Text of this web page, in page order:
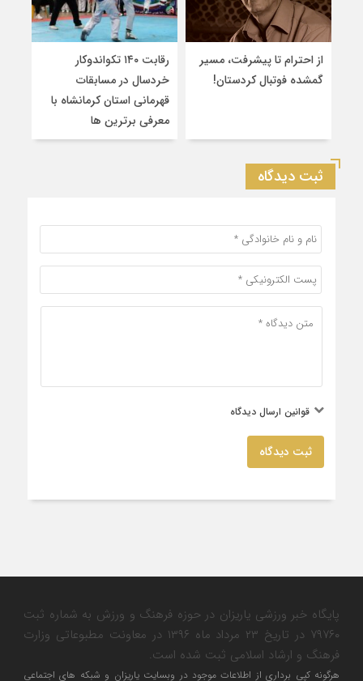
از احترام تا پیشرفت، مسیر
گمشده فوتبال کردستان!
رقابت ۱۴۰ تکواندوکار
خردسال در مسابقات
قهرمانی استان کرمانشاه با
معرفی برترین‌ ها
ثبت دیدگاه
قوانین ارسال دیدگاه
ثبت دیدگاه
پایگاه خبر ورزشی یاریزان در حوزه فرهنگ و ورزش به شماره ثبت
۷۹۷۶۰ در تاریخ ۲۳ مرداد ماه ۱۳۹۶ در معاونت مطبوعاتی وزارت
فرهنگ و ارشاد اسلامی ثبت شده است.
هرگونه کپی برداری از اطلاعات موجود در وبسایت یاریزان و شبکه های اجتماعی